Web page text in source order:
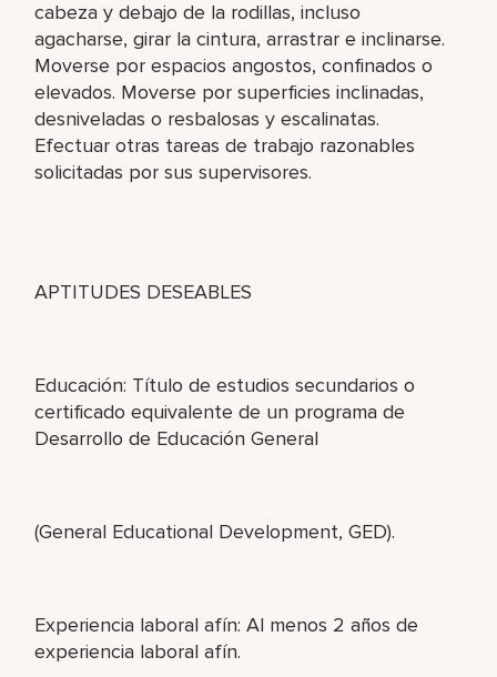
cabeza y debajo de la rodillas, incluso
agacharse, girar la cintura, arrastrar e inclinarse.
Moverse por espacios angostos, confinados o
elevados. Moverse por superficies inclinadas,
desniveladas o resbalosas y escalinatas.
Efectuar otras tareas de trabajo razonables
solicitadas por sus supervisores.
APTITUDES DESEABLES
Educación: Título de estudios secundarios o
certificado equivalente de un programa de
Desarrollo de Educación General
(General Educational Development, GED).
Experiencia laboral afín: Al menos 2 años de
experiencia laboral afín.